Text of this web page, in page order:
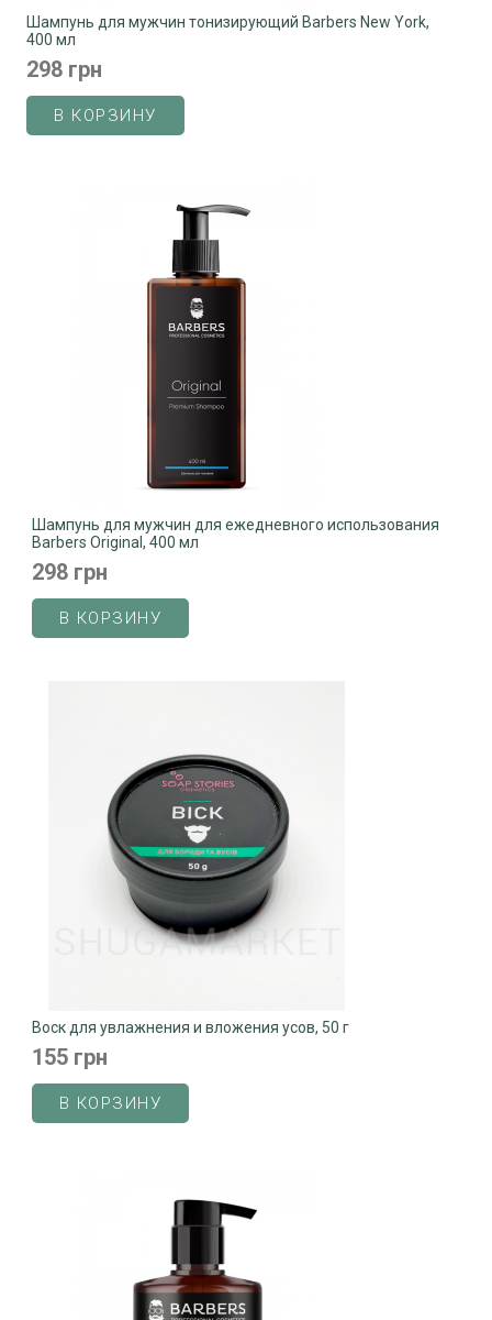
Шампунь для мужчин тонизирующий Barbers New York,
400 мл
298 грн
В КОРЗИНУ
Шампунь для мужчин для ежедневного использования
Barbers Original, 400 мл
298 грн
В КОРЗИНУ
Воск для увлажнения и вложения усов, 50 г
155 грн
В КОРЗИНУ